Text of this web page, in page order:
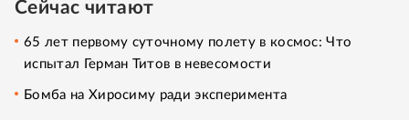
Сейчас читают
65 лет первому суточному полету в космос: Что
испытал Герман Титов в невесомости
Бомба на Хиросиму ради эксперимента